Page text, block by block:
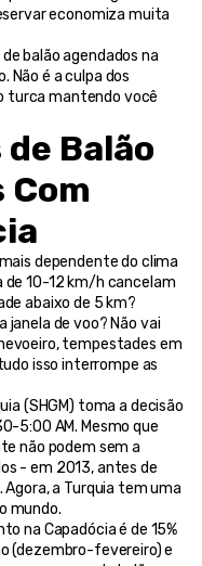
economiza muita
balão agendados na
Não é a culpa dos
turca mantendo você
de Balão
Com
dependente do clima
de 10-12 km/h cancelam
abaixo de 5 km?
janela de voo? Não vai
tempestades em
isso interrompe as
(SHGM) toma a decisão
5:00 AM. Mesmo que
não podem sem a
- em 2013, antes de
a Turquia tem uma
mundo.
na Capadócia é de 15%
(dezembro-fevereiro) e